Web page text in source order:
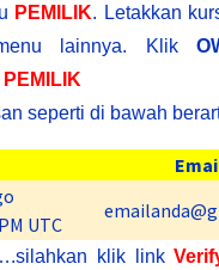
PEMILIK. Letakkan
lainnya. Klik
seperti di bawah
UTC
klik link